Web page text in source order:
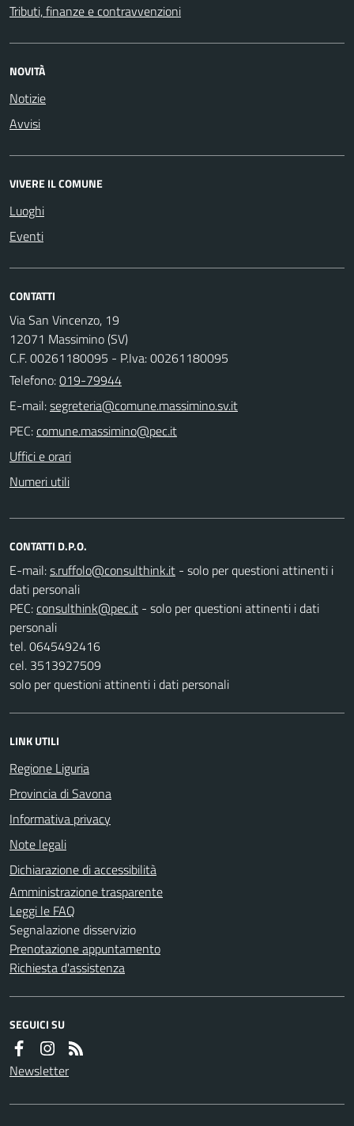
Tributi, finanze e contravvenzioni
NOVITÀ
Notizie
Avvisi
VIVERE IL COMUNE
Luoghi
Eventi
CONTATTI
Via San Vincenzo, 19
12071 Massimino (SV)
C.F. 00261180095 - P.Iva: 00261180095
Telefono:019-79944
E-mail:
PEC:
Uffici e orari
Numeri utili
CONTATTI D.P.O.
E-mail:
- solo per questioni attinenti i
dati personali
PEC:
- solo per questioni attinenti i dati
personali
tel. 0645492416
cel. 3513927509
solo per questioni attinenti i dati personali
LINK UTILI
Regione Liguria
Provincia di Savona
Informativa privacy
Note legali
Dichiarazione di accessibilità
Amministrazione trasparente
Leggi le FAQ
Segnalazione disservizio
Prenotazione appuntamento
Richiesta d'assistenza
SEGUICI SU
Newsletter